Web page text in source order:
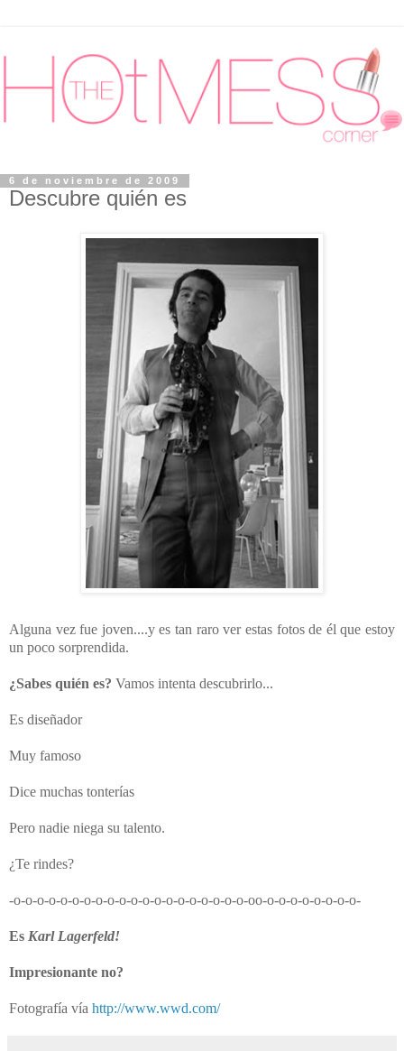
6 de noviembre de 2009
Descubre quién es
Alguna vez fue joven....y es tan raro ver estas fotos de él que estoy
un poco sorprendida.
¿Sabes quién es? Vamos intenta descubrirlo...
Es diseñador
Muy famoso
Dice muchas tonterías
Pero nadie niega su talento.
¿Te rindes?
-o-o-o-o-o-o-o-o-o-o-o-o-o-o-o-o-o-o-o-o-oo-o-o-o-o-o-o-o-o-
Es Karl Lagerfeld!
Impresionante no?
Fotografía vía http://www.wwd.com/